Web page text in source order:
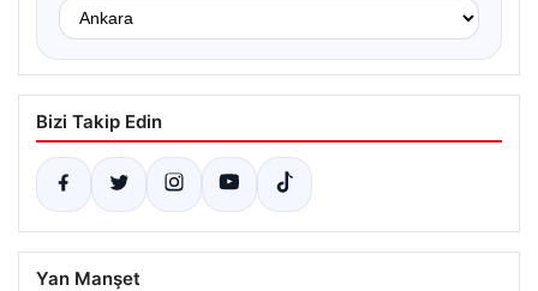
Bizi Takip Edin
Yan Manşet